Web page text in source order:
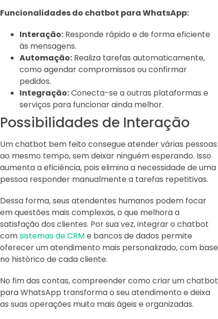
Funcionalidades do chatbot para WhatsApp:
Interação: Responde rápido e de forma eficiente
às mensagens.
Automação: Realiza tarefas automaticamente,
como agendar compromissos ou confirmar
pedidos.
Integração:Conecta-se a outras plataformas e
serviços para funcionar ainda melhor.
Possibilidades de Interação
Um chatbot bem feito consegue atender várias pessoas
ao mesmo tempo, sem deixar ninguém esperando. Isso
aumenta a eficiência, pois elimina a necessidade de uma
pessoa responder manualmente a tarefas repetitivas.
Dessa forma, seus atendentes humanos podem focar
em questões mais complexas, o que melhora a
satisfação dos clientes. Por sua vez, integrar o chatbot
comsistemas de CRMe bancos de dados permite
oferecer um atendimento mais personalizado, com base
no histórico de cada cliente.
No fim das contas, compreender como criar um chatbot
para WhatsApp transforma o seu atendimento e deixa
as suas operações muito mais ágeis e organizadas.